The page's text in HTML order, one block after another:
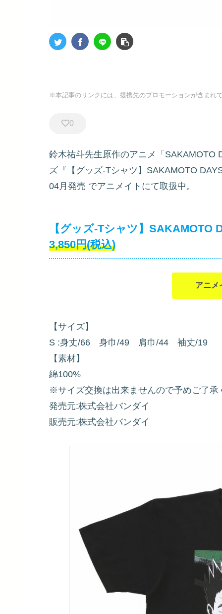
※本記事のリンクには、提携先のプロモーションが含まれ
0
鈴木祐斗先生原作のアニメ「SAKAMOTO
ズ『【グッズ-Tシャツ】SAKAMOTO
04月発売 でアニメイトにて取扱中。
【グッズ-Tシャツ】SAKAMOTO
3,850円(税込)
アニメ
【サイズ】
S :身丈/66 身巾/49 肩巾/44 袖丈/19
【素材】
綿100%
※サイズ交換は出来ませんので予めご了承
発売元:株式会社バンダイ
販売元:株式会社バンダイ